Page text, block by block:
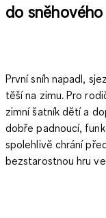
do
První sníh napadl,
těší na zimu. Pro
zimní šatník dětía
dobře padnoucí,
spolehlivě chrání
bezstarostnou hru